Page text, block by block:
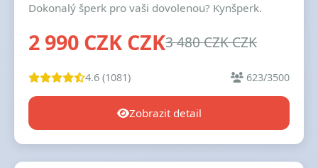
Dokonalý šperk pro vaši dovolenou? Kynšperk.
2 990 CZK CZK3 480 CZK CZK
4.6 (1081) 623/3500
Zobrazit detail